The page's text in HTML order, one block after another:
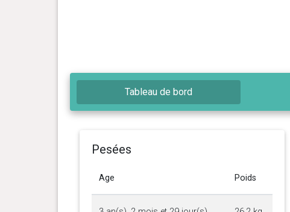
Tableau de bord
Pesées
Age Poids